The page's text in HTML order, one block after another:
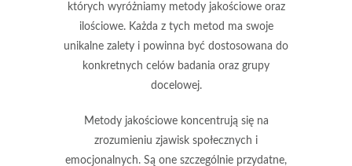
których wyróżniamy metody jakościowe oraz
ilościowe. Każda z tych metod ma swoje
unikalne zalety i powinna być dostosowana do
konkretnych celów badania oraz grupy
docelowej.
Metody jakościowe koncentrują się na
zrozumieniu zjawisk społecznych i
emocjonalnych. Są one szczególnie przydatne,